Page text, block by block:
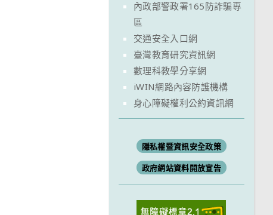
內政部警政署165防詐騙專
區
交通安全入口網
臺灣教育研究資訊網
數理科教學分享網
iWIN網路內容防護機構
身心障礙權利公約資訊網
隱私權暨資訊安全政策
政府網站資料開放宣告